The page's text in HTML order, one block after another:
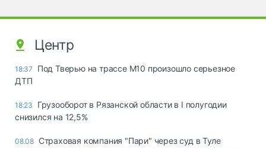
Центр
18:37
Под Тверью на трассе М10 произошло серьезное
ДТП
18:23
Грузооборот в Рязанской области в I полугодии
снизился на 12,5%
08.08 Страховая компания "Пари" через суд в Туле